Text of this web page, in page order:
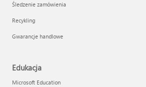
Śledzenie zamówienia
Recykling
Gwarancje handlowe
Edukacja
Microsoft Education